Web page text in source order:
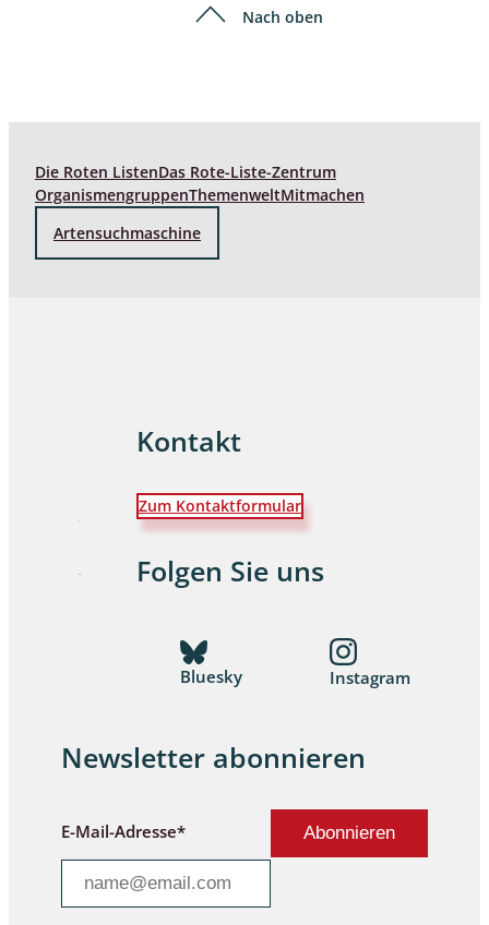
Nach oben
Die Roten ListenDas Rote-Liste-Zentrum
OrganismengruppenThemenweltMitmachen
Artensuchmaschine
Kontakt
Zum Kontaktformular
Folgen Sie uns
Bluesky Instagram
Newsletter abonnieren
E-Mail-Adresse*